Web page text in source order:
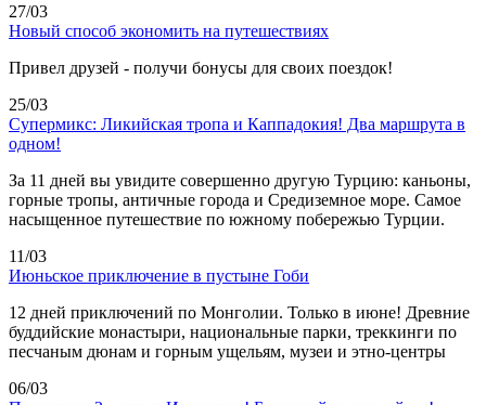
27/03
Новый способ экономить на путешествиях
Привел друзей - получи бонусы для своих поездок!
25/03
Супермикс: Ликийская тропа и Каппадокия! Два маршрута в
одном!
За 11 дней вы увидите совершенно другую Турцию: каньоны,
горные тропы, античные города и Средиземное море. Самое
насыщенное путешествие по южному побережью Турции.
11/03
Июньское приключение в пустыне Гоби
12 дней приключений по Монголии. Только в июне! Древние
буддийские монастыри, национальные парки, треккинги по
песчаным дюнам и горным ущельям, музеи и этно-центры
06/03